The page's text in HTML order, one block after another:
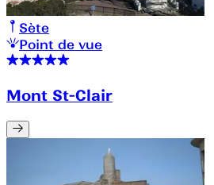
Sète
Point de vue
Mont St-Clair